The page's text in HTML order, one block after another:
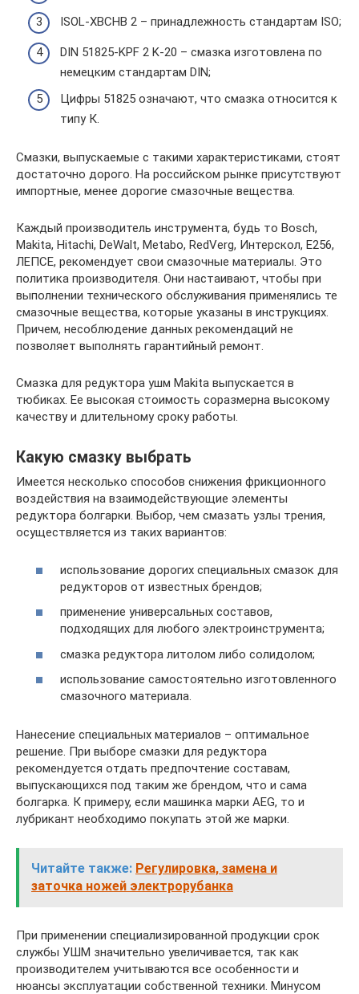
ISOL-XBCHB 2 – принадлежность стандартам ISO;
DIN 51825-KPF 2 K-20 – смазка изготовлена по
немецким стандартам DIN;
Цифры 51825 означают, что смазка относится к
типу К.
Смазки, выпускаемые с такими характеристиками, стоят
достаточно дорого. На российском рынке присутствуют
импортные, менее дорогие смазочные вещества.
Каждый производитель инструмента, будь то Bosch,
Makita, Hitachi, DeWalt, Metabo, RedVerg, Интерскол, Е256,
ЛЕПСЕ, рекомендует свои смазочные материалы. Это
политика производителя. Они настаивают, чтобы при
выполнении технического обслуживания применялись те
смазочные вещества, которые указаны в инструкциях.
Причем, несоблюдение данных рекомендаций не
позволяет выполнять гарантийный ремонт.
Смазка для редуктора ушм Makita выпускается в
тюбиках. Ее высокая стоимость соразмерна высокому
качеству и длительному сроку работы.
Какую смазку выбрать
Имеется несколько способов снижения фрикционного
воздействия на взаимодействующие элементы
редуктора болгарки. Выбор, чем смазать узлы трения,
осуществляется из таких вариантов:
использование дорогих специальных смазок для
редукторов от известных брендов;
применение универсальных составов,
подходящих для любого электроинструмента;
смазка редуктора литолом либо солидолом;
использование самостоятельно изготовленного
смазочного материала.
Нанесение специальных материалов – оптимальное
решение. При выборе смазки для редуктора
рекомендуется отдать предпочтение составам,
выпускающихся под таким же брендом, что и сама
болгарка. К примеру, если машинка марки AEG, то и
лубрикант необходимо покупать этой же марки.
Читайте также: Регулировка, замена и
заточка ножей электрорубанка
При применении специализированной продукции срок
службы УШМ значительно увеличивается, так как
производителем учитываются все особенности и
нюансы эксплуатации собственной техники. Минусом